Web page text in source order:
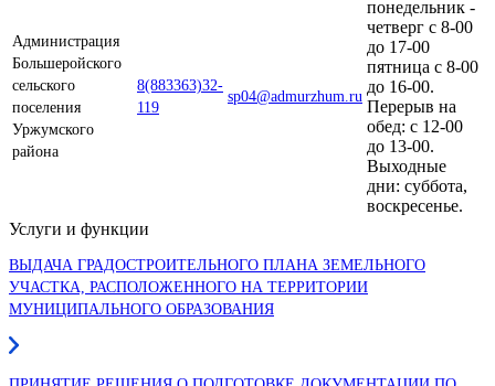
Администрация
Большеройского
сельского
поселения
Уржумского
района
8(883363)32-
119
sp04@admurzhum.ru
понедельник -
четверг с 8-00
до 17-00
пятница с 8-00
до 16-00.
Перерыв на
обед: с 12-00
до 13-00.
Выходные
дни: суббота,
воскресенье.
Услуги и функции
ВЫДАЧА ГРАДОСТРОИТЕЛЬНОГО ПЛАНА ЗЕМЕЛЬНОГО
УЧАСТКА, РАСПОЛОЖЕННОГО НА ТЕРРИТОРИИ
МУНИЦИПАЛЬНОГО ОБРАЗОВАНИЯ